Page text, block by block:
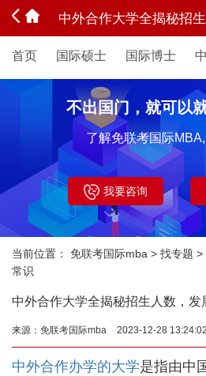
首页 国际硕士 国际博士
不出国门，就可以
了解免联考国际
我要咨询
当前位置： 免联考国际mba > 找专题 >
常识
中外合作大学全揭秘招生人数，发
来源： 免联考国际mba 2023-12-28 13:24:02
中外合作办学的大学是指由中